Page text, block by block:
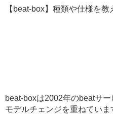
【beat-box】種類や仕様を教
beat-boxは2002年のbeatサ
モデルチェンジを重ねていま